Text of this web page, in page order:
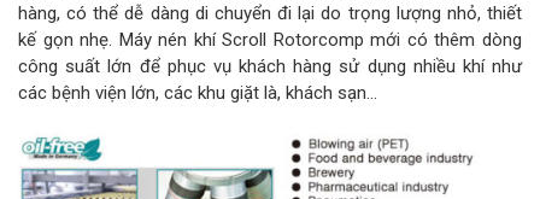
hàng, có thể dễ dàng di chuyển đi lại do trọng lượng nhỏ, thiết
kế gọn nhẹ. Máy nén khí Scroll Rotorcomp mới có thêm dòng
công suất lớn để phục vụ khách hàng sử dụng nhiều khí như
các bệnh viện lớn, các khu giặt là, khách sạn…